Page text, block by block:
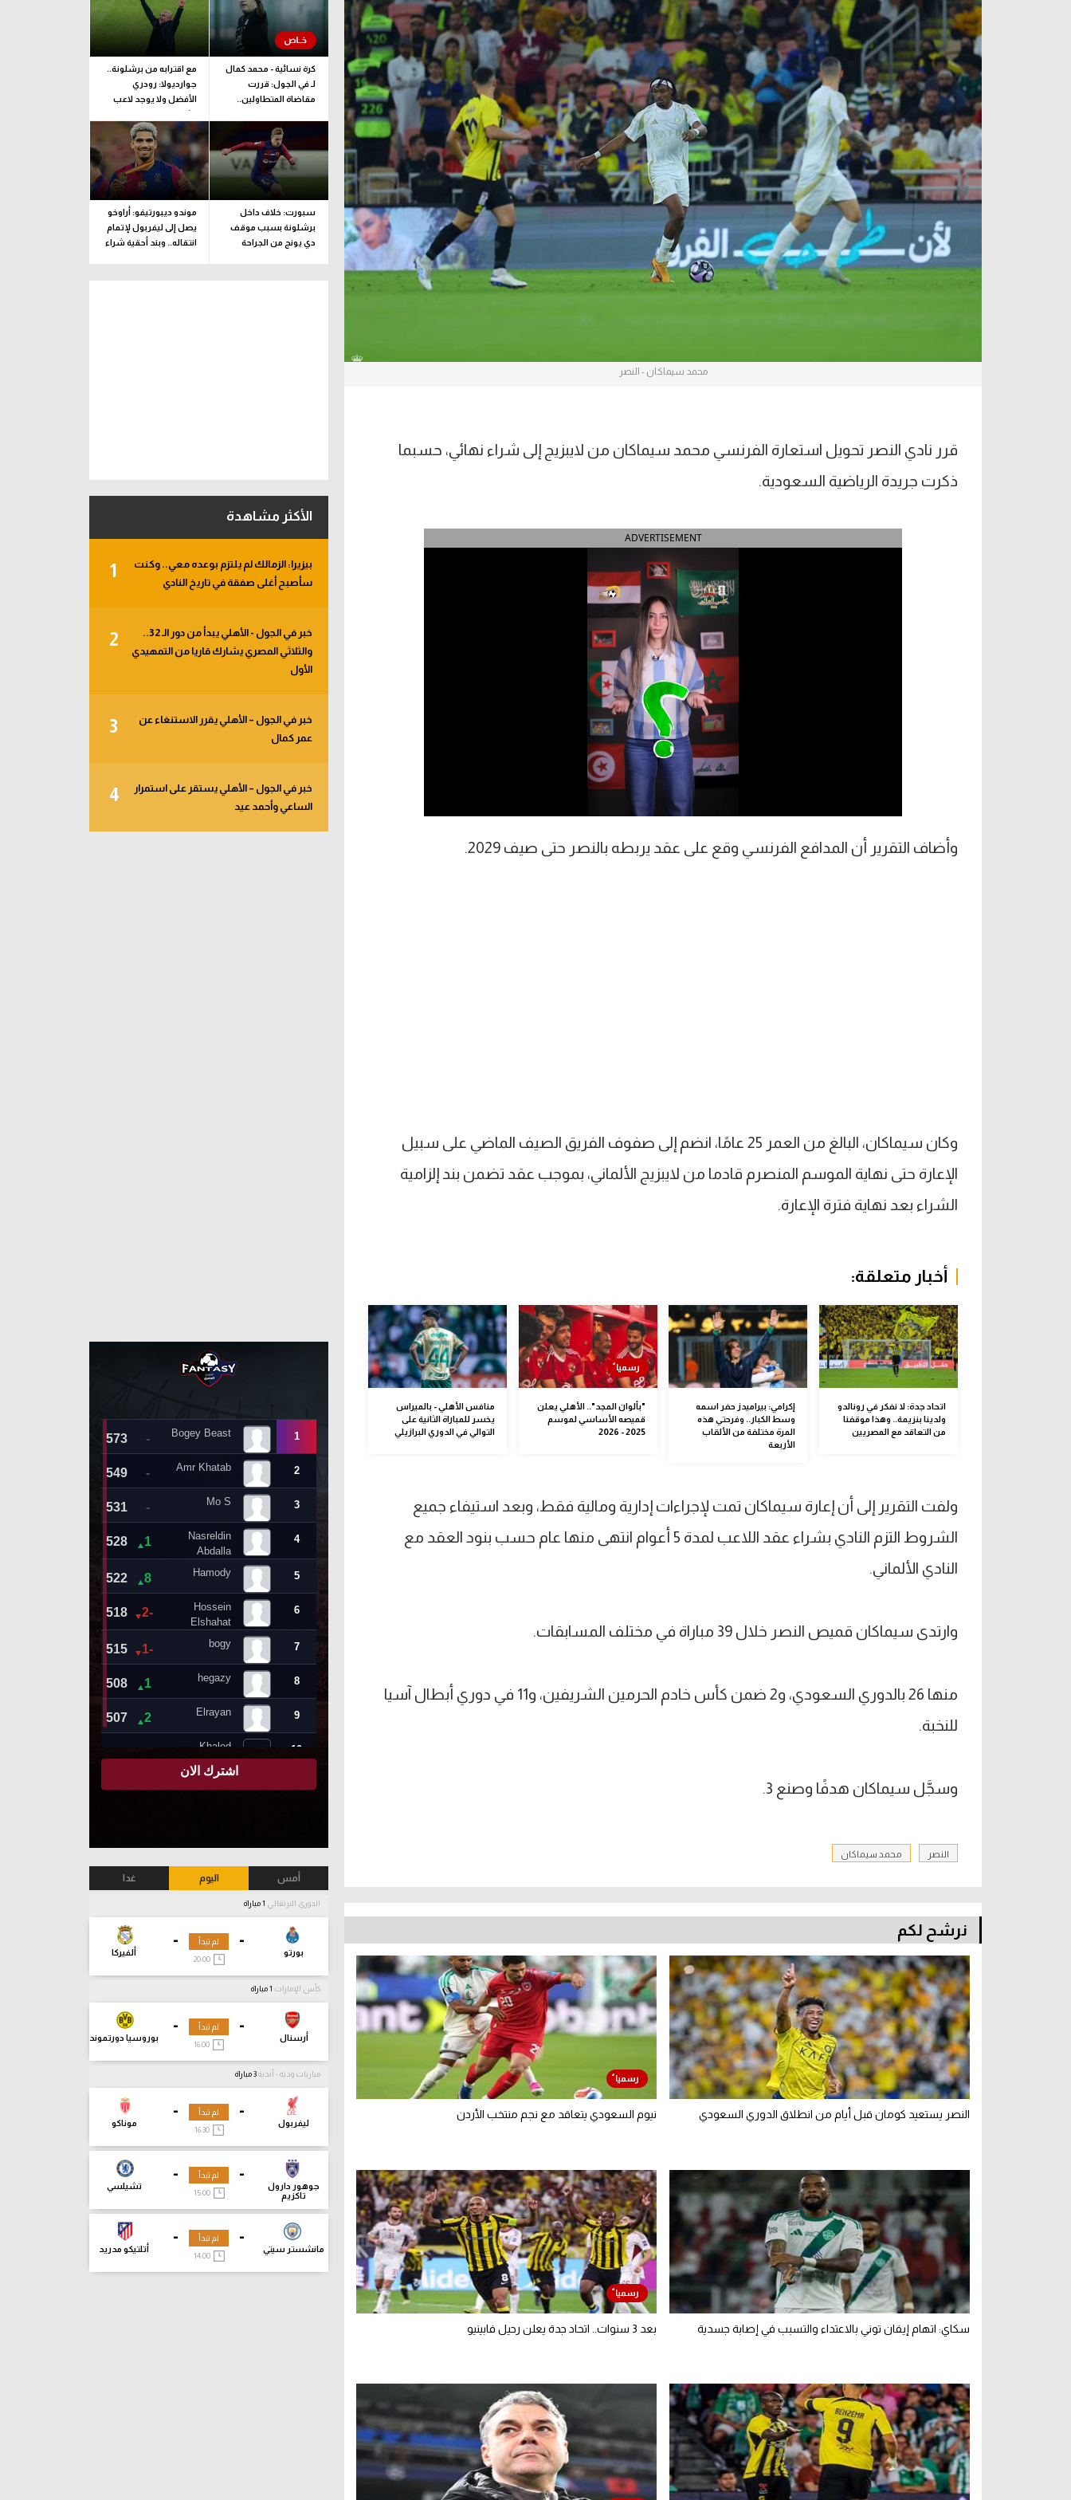
آراء حرة
ركن الألعاب
الدوري السعودي للمحترفين
دوري أبطال أوروبا
دوري أبطال إفريقيا
كل البطولات
دوري أبطال أوروبا
القسم الثاني
رياضات أخرى
آسيا
أمريكا
ركن الألعاب
محمد سيماكان - النصر
قرر نادي النصر تحويل استعارة الفرنسي محمد سيماكان من لايبزيج إلى شراء نهائي، حسبما
ذكرت جريدة الرياضية السعودية.
ADVERTISEMENT
وأضاف التقرير أن المدافع الفرنسي وقع على عقد يربطه بالنصر حتى صيف 2029.
وكان سيماكان، البالغ من العمر 25 عامًا، انضم إلى صفوف الفريق الصيف الماضي على سبيل
الإعارة حتى نهاية الموسم المنصرم قادما من لايبزيج الألماني، بموجب عقد تضمن بند إلزامية
الشراء بعد نهاية فترة الإعارة.
أخبار متعلقة:
اتحاد جدة: لا نفكر في رونالدو
ولدينا بنزيمة.. وهذا موقفنا
من التعاقد مع المصريين
إكرامي: بيراميدز حفر اسمه
وسط الكبار.. وفرحتي هذه
المرة مختلفة من الألقاب
الأربعة
"بألوان المجد".. الأهلي يعلن
قميصه الأساسي لموسم
2025 - 2026
منافس الأهلي - بالميراس
يخسر للمباراة الثانية على
التوالي في الدوري البرازيلي
ولفت التقرير إلى أن إعارة سيماكان تمت لإجراءات إدارية ومالية فقط، وبعد استيفاء جميع
الشروط التزم النادي بشراء عقد اللاعب لمدة 5 أعوام انتهى منها عام حسب بنود العقد مع
النادي الألماني.
وارتدى سيماكان قميص النصر خلال 39 مباراة في مختلف المسابقات.
منها 26 بالدوري السعودي، و2 ضمن كأس خادم الحرمين الشريفين، و11 في دوري أبطال آسيا
للنخبة.
وسجَّل سيماكان هدفًا وصنع 3.
النصر محمد سيماكان
نرشح لكم
النصر يستعيد كومان قبل أيام من انطلاق الدوري السعودي نيوم السعودي يتعاقد مع نجم منتخب الأردن
سكاي: اتهام إيفان توني بالاعتداء والتسبب في إصابة جسدية بعد 3 سنوات.. اتحاد جدة يعلن رحيل فابينيو
كرة نسائية - محمد كمال
لـ في الجول: قررت
مقاضاة المتطاولين..
مدة اللعب
مع اقترابه من برشلونة..
جوارديولا: رودري
الأفضل ولا يوجد لاعب
مثله
سبورت: خلاف داخل
برشلونة بسبب موقف
دي يونج من الجراحة
موندو ديبورتيفو: أراوخو
يصل إلى ليفربول لإتمام
انتقاله.. وبند أحقية شراء
الأكثر مشاهدة
1
بيزيرا: الزمالك لم يلتزم بوعده معي.. وكنت
سأصبح أغلى صفقة في تاريخ النادي
2
خبر في الجول - الأهلي يبدأ من دور الـ 32..
والثلاثي المصري يشارك قاريا من التمهيدي
الأول
3
خبر في الجول – الأهلي يقرر الاستنغاء عن
عمر كمال
4
خبر في الجول – الأهلي يستقر على استمرار
الساعي وأحمد عيد
أمس اليوم غدا
الدوري البرتغالي
-
بورتو
-
ألفيركا
لم تبدأ
20:00
كأس الإمارات
-
أرسنال
-
بوروسيا دورتموند
لم تبدأ
مباريات ودية - أندية
-
ليفربول
-
موناكو
لم تبدأ
16:30
-
جوهور دارول
تاكزيم
-
تشيلسي
لم تبدأ
15:00
-
مانشستر سيتي
-
أتلتيكو مدريد
لم تبدأ
14:00